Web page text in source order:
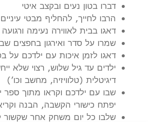
דברו בטון נעים ובקצב איטי
הרבו לחייך, להחליף מבטי
דאגו בבית לאווירה נעימה ורגועה
שמרו על סדר ואירגון בחפצים
דאגו לזמן איכות עם ילדכם על
ילדים עד גיל שלוש, רצוי שלא
דיגיטלית (טלוויזיה, מחשב וכו’)
שבו עם ילדכם וקראו מתוך ספר
יפתח כישורי הקשבה, הבנה
שלבו כל יום משחק אחר שקשור